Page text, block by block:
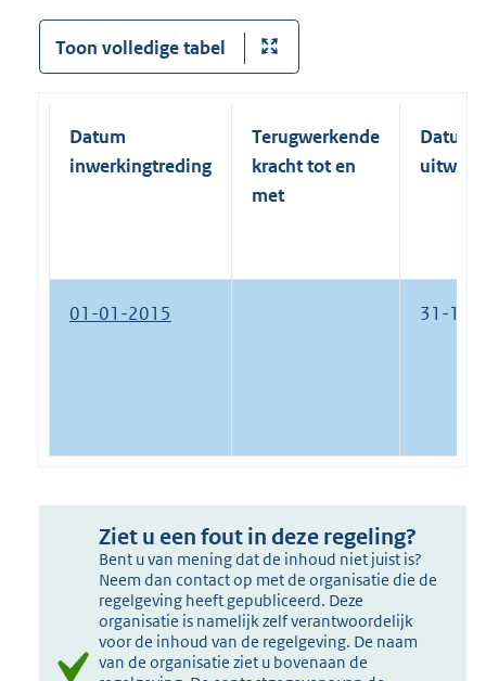
Toon volledige tabel
Datum
inwerkingtreding
Terugwerkende
kracht tot en
met
Datum
01-01-2015 31-12-
Ziet u een fout in deze regeling?
Bent u van mening dat de inhoud niet juist is?
Neem dan contact op met de organisatie die de
regelgeving heeft gepubliceerd. Deze
organisatie is namelijk zelf verantwoordelijk
voor de inhoud van de regelgeving. De naam
van de organisatie ziet u bovenaan de